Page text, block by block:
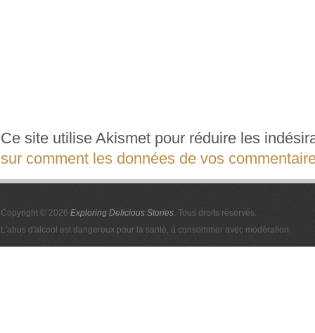
Ce site utilise Akismet pour réduire les
sur comment les données de vos
Copyright © 2026 Exploring Delicious Stories . Tous droits réservés.
L'abus d'alcool est dangereux pour la santé, à consommer avec modération.